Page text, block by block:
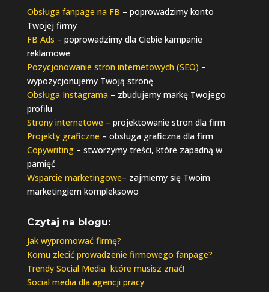
Obsługa fanpage na FB – poprowadzimy konto
Twojej firmy
FB Ads – poprowadzimy dla Ciebie kampanie
reklamowe
Pozycjonowanie stron internetowych (SEO) –
wypozycjonujemy Twoją stronę
Obsługa Instagrama– zbudujemy markę Twojego
profilu
Strony internetowe – projektowanie stron dla firm
Projekty graficzne – obsługa graficzna dla firm
Copywriting– stworzymy treści, które zapadną w
pamięć
Wsparcie marketingowe– zajmiemy się Twoim
marketingiem kompleksowo
Czytaj na blogu:
Jak wypromować firmę?
Komu zlecić prowadzenie firmowego fanpage?
Trendy Social Media które musisz znać!
Social media dla agencji pracy